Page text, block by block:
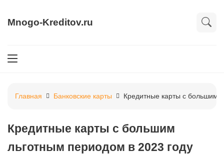
Mnogo-Kreditov.ru
Главная Банковские карты Кредитные карты с большим
Кредитные карты с большим
льготным периодом в 2023 году